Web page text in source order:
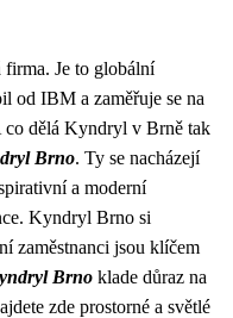
Je to globální
od IBM a zaměřuje se na
co dělá Kyndryl v Brně tak
Brno. Ty se nacházejí
a moderní
Kyndryl Brno si
zaměstnanci jsou klíčem
Brno klade důraz na
zde prostorné a světlé